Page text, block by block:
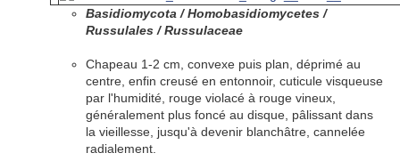
Basidiomycota / Homobasidiomycetes /
Russulales / Russulaceae
Chapeau 1-2 cm, convexe puis plan déprimé au
centre, enfin creusé en entonnoir, cuticule visqueuse
par l'humidité, rouge violacé à rouge vineux,
généralement plus foncé au disque , pâlissant dans
la vieillesse, jusqu'à devenir blanchâtre, cannelée
radialement.